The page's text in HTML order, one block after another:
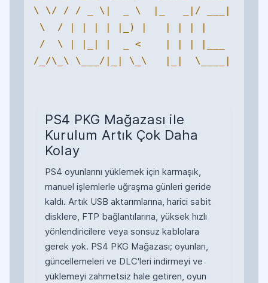
\ \/ / / _ \|  _ \  |_   _|/ ___|
\  / | | | | |_) |   | | | |
/  \ | |_| |  _ <    | | | |___
/_/\_\ \___/|_| \_\   |_|  \____|
PS4 PKG Mağazası ile
Kurulum Artık Çok Daha
Kolay
PS4 oyunlarını yüklemek için karmaşık,
manuel işlemlerle uğraşma günleri geride
kaldı. Artık USB aktarımlarına, harici sabit
disklere, FTP bağlantılarına, yüksek hızlı
yönlendiricilere veya sonsuz kablolara
gerek yok. PS4 PKG Mağazası; oyunları,
güncellemeleri ve DLC'leri indirmeyi ve
yüklemeyi zahmetsiz hale getiren, oyun